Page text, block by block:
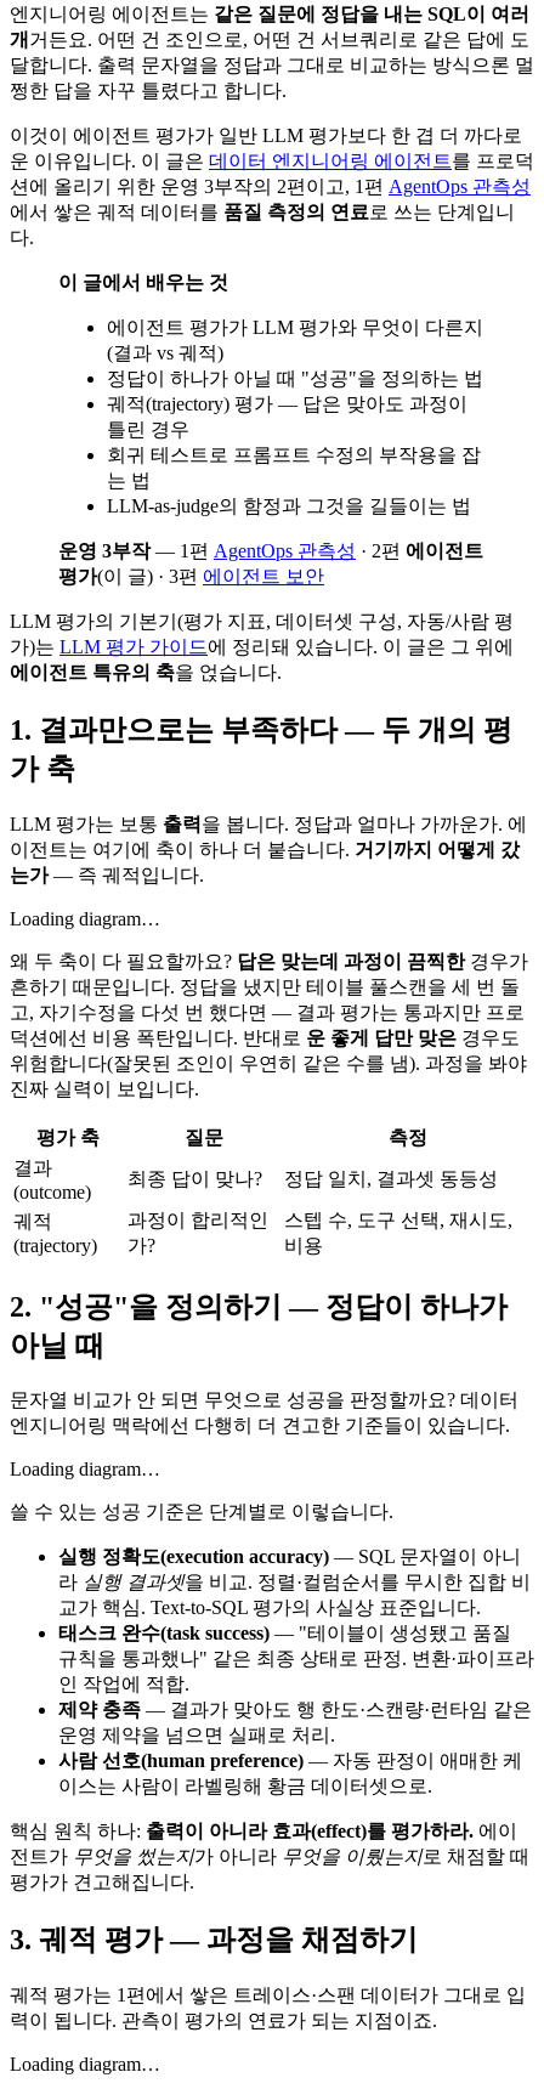
엔지니어링 에이전트는 같은 질문에 정답을 내는 SQL이 여러
개 거든요. 어떤 건 조인으로, 어떤 건 서브쿼리로 같은 답에 도
달합니다. 출력 문자열을 정답과 그대로 비교하는 방식으론 멀
쩡한 답을 자꾸 틀렸다고 합니다.
이것이 에이전트 평가가 일반 LLM 평가보다 한 겹 더 까다로
운 이유입니다. 이 글은 데이터 엔지니어링 에이전트를 프로덕
션에 올리기 위한 운영 3부작의 2편이고, 1편 AgentOps 관측성
에서 쌓은 궤적 데이터를 품질 측정의 연료 로 쓰는 단계입니
다.
이 글에서 배우는 것
에이전트 평가가 LLM 평가와 무엇이 다른지
(결과 vs 궤적)
정답이 하나가 아닐 때 "성공"을 정의하는 법
궤적(trajectory) 평가 — 답은 맞아도 과정이
틀린 경우
회귀 테스트로 프롬프트 수정의 부작용을 잡
는 법
LLM-as-judge의 함정과 그것을 길들이는 법
운영 3부작— 1편 AgentOps 관측성 · 2편 에이전트
평가(이 글) · 3편 에이전트 보안
LLM 평가의 기본기(평가 지표, 데이터셋 구성, 자동/사람 평
가)는 LLM 평가 가이드에 정리돼 있습니다. 이 글은 그 위에
에이전트 특유의 축을 얹습니다.
1. 결과만으로는 부족하다 — 두 개의 평
가 축
LLM 평가는 보통 출력을 봅니다. 정답과 얼마나 가까운가. 에
이전트는 여기에 축이 하나 더 붙습니다. 거기까지 어떻게 갔
는가— 즉 궤적입니다.
Loading diagram…
왜 두 축이 다 필요할까요? 답은 맞는데 과정이 끔찍한경우가
흔하기 때문입니다. 정답을 냈지만 테이블 풀스캔을 세 번 돌
고, 자기수정을 다섯 번 했다면 — 결과 평가는 통과지만 프로
덕션에선 비용 폭탄입니다. 반대로 운 좋게 답만 맞은 경우도
위험합니다(잘못된 조인이 우연히 같은 수를 냄). 과정을 봐야
진짜 실력이 보입니다.
평가 축 질문
측정
결과
(outcome)
최종 답이 맞나? 정답 일치, 결과셋 동등성
궤적
(trajectory)
과정이 합리적인
가?
스텝 수, 도구 선택, 재시도,
비용
2. "성공"을 정의하기 — 정답이 하나가
아닐 때
문자열 비교가 안 되면 무엇으로 성공을 판정할까요? 데이터
엔지니어링 맥락에선 다행히 더 견고한 기준들이 있습니다.
Loading diagram…
쓸 수 있는 성공 기준은 단계별로 이렇습니다.
실행 정확도(execution accuracy) — SQL 문자열이 아니
라 실행 결과셋을 비교. 정렬·컬럼순서를 무시한 집합 비
교가 핵심. Text-to-SQL 평가의 사실상 표준입니다.
태스크 완수(task success) — "테이블이 생성됐고 품질
규칙을 통과했나" 같은 최종 상태로 판정. 변환·파이프라
인 작업에 적합.
제약 충족 — 결과가 맞아도 행 한도·스캔량·런타임 같은
운영 제약을 넘으면 실패로 처리.
사람 선호(human preference) — 자동 판정이 애매한 케
이스는 사람이 라벨링해 황금 데이터셋으로.
핵심 원칙 하나: 출력이 아니라 효과(effect)를 평가하라. 에이
전트가 무엇을 썼는지가 아니라 무엇을 이뤘는지로 채점할 때
평가가 견고해집니다.
3. 궤적 평가 — 과정을 채점하기
궤적 평가는 1편에서 쌓은 트레이스·스팬 데이터가 그대로 입
력이 됩니다. 관측이 평가의 연료가 되는 지점이죠.
Loading diagram…